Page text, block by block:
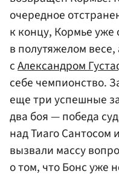
очередное
к концу, Кормье уже
в полутяжелом
сАлександром
себе чемпионство.
еще три успешные
два боя — победа
над Тиаго Сантосом
вызвали массу
о том, что Бонс уже